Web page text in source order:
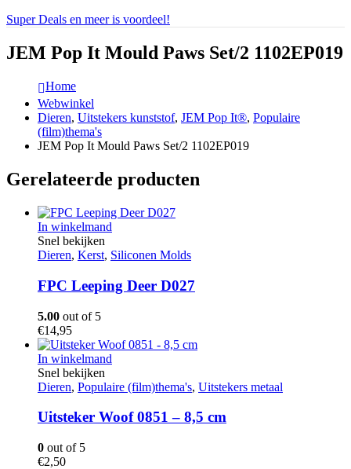
Super Deals en meer is voordeel!
JEM Pop It Mould Paws Set/2 1102EP019
Home
Webwinkel
Dieren, Uitstekers kunststof, JEM Pop It®, Populaire
(film)thema's
JEM Pop It Mould Paws Set/2 1102EP019
Gerelateerde producten
In winkelmand
Snel bekijken
Dieren, Kerst, Siliconen Molds
FPC Leeping Deer D027
5.00 out of 5
€14,95
In winkelmand
Snel bekijken
Dieren, Populaire (film)thema's, Uitstekers metaal
Uitsteker Woof 0851 – 8,5 cm
0 out of 5
€2,50